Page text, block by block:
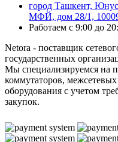
город Ташкент,
МФЙ, дом 28/1,
Работаем с 9:00 до
Netora - поставщик
государственных
Мы специализируемся на
коммутаторов,
оборудования с учетом
закупок.